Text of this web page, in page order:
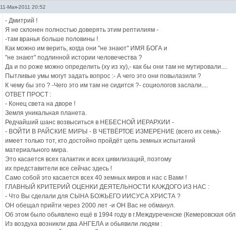
11-Мая-2011 20:52
- Дмитрий !
Я не склонен полностью доверять этим рептилиям -
-там вранья больше половины !
Как можно им верить, когда они "не знают" ИМЯ БОГА и
"не знают" подлинной истории человечества ?
Да и по роже можно определить (ху из ху),- как бы они там не мутировали....
Пытливые умы могут задать вопрос :- А чего это они повылазили ?
К чему бы это ? -Чего это им там не сидится ?- социологов заслали....
ОТВЕТ ПРОСТ :
- Конец света на дворе !
Земля уникальная планета.
Редчайший шанс возвыситься в НЕБЕСНОЙ ИЕРАРХИИ -
- ВОЙТИ В РАЙСКИЕ МИРЫ - В ЧЕТВЁРТОЕ ИЗМЕРЕНИЕ (всего их семь)-
имеет только тот, кто достойно пройдёт цепь земных испытаний
материального мира.
Это касается всех галактик и всех цивилизаций, поэтому
их представители все сейчас здесь !
Само собой это касается всех 40 земных миров и нас с Вами !
ГЛАВНЫЙ КРИТЕРИЙ ОЦЕНКИ ДЕЯТЕЛЬНОСТИ КАЖДОГО ИЗ НАС :
- Что Вы сделали для СЫНА БОЖЬЕГО ИИСУСА ХРИСТА ?
ОН обещал прийти через 2000 лет -и ОН Вас не обманул.
Об этом было обьявлено ещё в 1994 году в г.Междуреченске (Кемеровская
Из воздуха возникли два АНГЕЛА и обьявили людям :